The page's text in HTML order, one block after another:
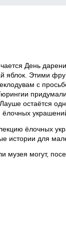
День
Этими
с
остаётся
ёлочных
истории для
могут,